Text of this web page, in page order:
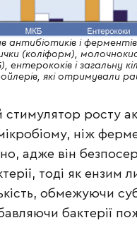
антибіотиків і
(коліформ),
ентерококів і загальну
які отримували
стимулятор росту
ніж
адже він
тоді як ензим
обмежуючи
бактерії